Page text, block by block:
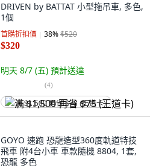
DRIVEN by BATTAT 小型拖吊車, 多色,
1個
首購折扣價 38%$520
$320
明天 8/7 (五) 預計送達
(4)
满 $1,500 再省 $75 (王道卡)
GOYO 速跑 恐龍造型360度軌道特技
飛車 附4台小車 車款隨機 8804, 1套,
恐龍 多色